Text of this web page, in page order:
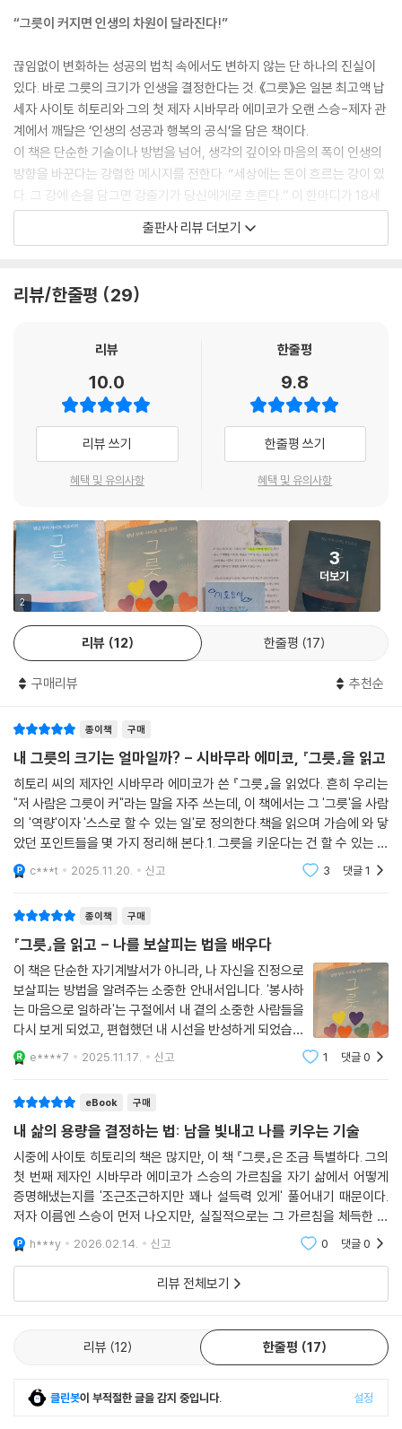
고 생각하면 됩니다. 두뇌는 이 이상한 문제를 해결하기 위해 최고로 작동
"세상에는 돈이 흐르는 강이 있습니다. 그 강에 손을 담그면 물길이 나를 향
해 바뀌어 돈이 나를 향해 흐르게 됩니 다. 어때요? 그 강에 손을 담가 흐름
을 바꿔보고 싶지 않나 요?”
--- p.109
"사람은 무엇보다 자신의 기분을 잘 다스릴 줄 알아야 합니다. 자신의 기분
을 스스로 다스리지 못하면 역량은 커지지 않습니다." --- p.157
"인생의 궁극적인 목적은 좋은 기운을 유지하는 것이며, 좋은 기운을 유지
"세 번째 단계는 자신이 완벽하게 할 수 있는 일도 다른 사람에게 맡기는 경
우입니다. 자신은 뒤에서 눈에 띄지 않게 도와준 후, 그 사람에게 꽃을 안겨
주는 겁니다."
“그릇이 커지면 인생의 차원이 달라진다!”
끊임없이 변화하는 성공의 법칙 속에서도 변하지 않는 단 하나의 진실이
있다. 바로 그릇의 크기가 인생을 결정한다는 것. 《그릇》은 일본 최고액 납
세자 사이토 히토리와 그의 첫 제자 시바무라 에미코가 오랜 스승-제자 관
계에서 깨달은 ‘인생의 성공과 행복의 공식’을 담은 책이다.
이 책은 단순한 기술이나 방법을 넘어, 생각의 깊이와 마음의 폭이 인생의
방향을 바꾼다는 강렬한 메시지를 전한다. “세상에는 돈이 흐르는 강이 있
다. 그 강에 손을 담그면 강줄기가 당신에게로 흐른다.” 이 한마디가 18세
소녀의 인생을 뒤바꿨고, 그녀는 전국 13개 지역을 책임지는 사업가이자
고액 납세자 순위 86위에 오른 성공한 부자로 성장했다.
■ 반복되는 번아웃과 좌절에서 벗어나고 싶은 사람
■ 진정한 ‘행복한 부자’의 길을 찾고자 하는 사람
이 책이 주는 변화
《그릇》을 읽고 나면, 일, 돈, 행복의 정의가 완전히 바뀐다. 이 책은 단순한
상을 바라보는 태도와 삶을 대하는 에너지가 새로워질 것이다.
“문제는 당신이 아니라, 당신의 그릇이다.” 지금, 인생의 크기를 키울 준비
가 되었는가?
《그릇》은 당신의 운명을 바꿀 단 하나의 해답이다.
독자 리뷰
계발서라고 생각했지만, 『그릇』은 그런 범주를 훌쩍 뛰어넘은 책이었습니
낸 사람입니다. 그의 문장은 짧지만, 한 문장 한 문장이
인생을 바라보는 관점을 완전히 바꿔놓습니다. “사람의 그릇이란 나를 비
우고 똑바로 생각하는 방식이다.” “비우는 것이 곧 채우는 것이다.” 이 두
문장이 제 마음에 오래 남았습니다.
비움이란 포기나 체념이 아니라, 더 큰 것을 담기 위한 여유이자 성장의 시
작이라는 걸 알게 되었죠. 책을 덮고 나서 ‘감사하며 사는 삶이 진짜 부자
다’라는 말을 가슴 깊이 이해했습니다.
『그릇』은 단순히 성공을 이야기하지 않습니다. 돈, 일, 관계, 그리고 삶의
중심을 세우는 법을 알려줍니다. 읽는 동안 마음이 맑아지고, 읽고 나면 인
생의 방향이 달라집니다. 제가 존경하는 사이토 히토리의 책은, 누구에게
추천해도 부족함이 없습니다. - kys**
“부자가 되는 길은 결국 태도의 문제였습니다.” 사이토 히토리는 주식도,
부동산도 없이 오직 사업 수익으로 12년 연속 납세액 1위를 기록한 사람입
니다. 그의 철학은 놀라울 만큼 단순하지만 깊습니다. “돈도 사람도 소중히
다뤄라.” 짧은 문장 하나가 제 가치관을 바꿔놓았습니다.
이 책은 부의 본질이 ‘품격’임을 알려줍니다. - mk735**
“읽는 순간, 마음이 맑아지고 세상이 따뜻해집니다.” 히토리의 문장은 단
순하지만 그 안의 에너지가 강합니다. 읽는 동안 불평이 사라지고, ‘감사합
니다’라는 말이 절로 나왔어요. “빛이 들어오려면 그릇이 켜져야 한다.” 이
문장 하나로 마음의 등불이 켜진 느낌이었습니다. 단순한 자기계발서를 넘
어, 마음이 정화되는 책이에요. - yy***
“이 책 한 권으로 인생을 다시 바라보게 됐어요.” ‘그릇의 크기’라는 말이
단순히 추상적인 표현이 아니더군요. 이 책을 통해 일·관계·돈의 흐름이 모
두 연결되어 있다는 것을 느꼈습니다. 비움을 통해 더 많이 채우고, 남을 세
우는 것이 곧 나를 세우는 길이라는 걸 배웠습니다. 마음을 넓히고 싶은 모
출판사 리뷰 더보기
리뷰/한줄평 29
리뷰
10.0
리뷰 쓰기
혜택 및 유의사항
한줄평
9.8
한줄평 쓰기
혜택 및 유의사항
2
3
더보기
리뷰 12 한줄평 17
구매리뷰 추천순
종이책 구매
내 그릇의 크기는 얼마일까? - 시바무라 에미코, 『그릇』을 읽고
히토리 씨의 제자인 시바무라 에미코가 쓴 『그릇』을 읽었다. 흔히 우리는
"저 사람은 그릇이 커"라는 말을 자주 쓰는데, 이 책에서는 그 '그릇'을 사람
의 '역량'이자 '스스로 할 수 있는 일'로 정의한다.책을 읽으며 가슴에 와 닿
았던 포인트들을 몇 가지 정리해 본다.1. 그릇을 키운다는 건 할 수 있는 일
을 늘리는 것그릇이 커진다는 건 단순히 마음만 넓어지는 게 아니라, 내가
해결
c***t 2025.11.20. 신고 3 댓글1
종이책 구매
『그릇』을 읽고 - 나를 보살피는 법을 배우다
이 책은 단순한 자기계발서가 아니라, 나 자신을 진정으로
보살피는 방법을 알려주는 소중한 안내서입니다. '봉사하
는 마음으로 일하라'는 구절에서 내 곁의 소중한 사람들을
다시 보게 되었고, 편협했던 내 시선을 반성하게 되었습니
다. '조금 힘든 정도의 부하'라는 표현은 안전지대에 갇혀
있던 나에게 용기를 주었고, 창업이라는 새로운 도전을 시
e****7 2025.11.17. 신고 1 댓글0
eBook 구매
내 삶의 용량을 결정하는 법: 남을 빛내고 나를 키우는 기술
시중에 사이토 히토리의 책은 많지만, 이 책 『그릇』은 조금 특별하다. 그의
첫 번째 제자인 시바무라 에미코가 스승의 가르침을 자기 삶에서 어떻게
증명해냈는지를 '조근조근하지만 꽤나 설득력 있게' 풀어내기 때문이다.
저자 이름엔 스승이 먼저 나오지만, 실질적으로는 그 가르침을 체득한 제
자의 수행 기록에 가깝다.책의 핵심은 명료하다. 내가 원하는 것을 억지로
끌어오려 애쓰
h***y 2026.02.14. 신고 0 댓글0
리뷰 전체보기
리뷰 12 한줄평 17
클린봇이 부적절한 글을 감지 중입니다. 설정